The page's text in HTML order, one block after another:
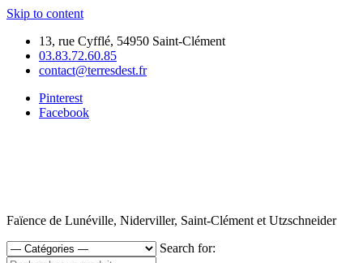
Skip to content
13, rue Cyfflé, 54950 Saint-Clément
03.83.72.60.85
contact@terresdest.fr
Pinterest
Facebook
Faïence de Lunéville, Niderviller, Saint-Clément et Utzschneider
Search for: